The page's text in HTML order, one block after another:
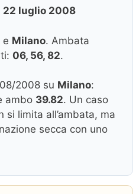
22 luglio 2008
e Milano. Ambata
06, 56, 82.
2008 su Milano:
ambo 39.82. Un caso
si limita all’ambata, ma
secca con uno